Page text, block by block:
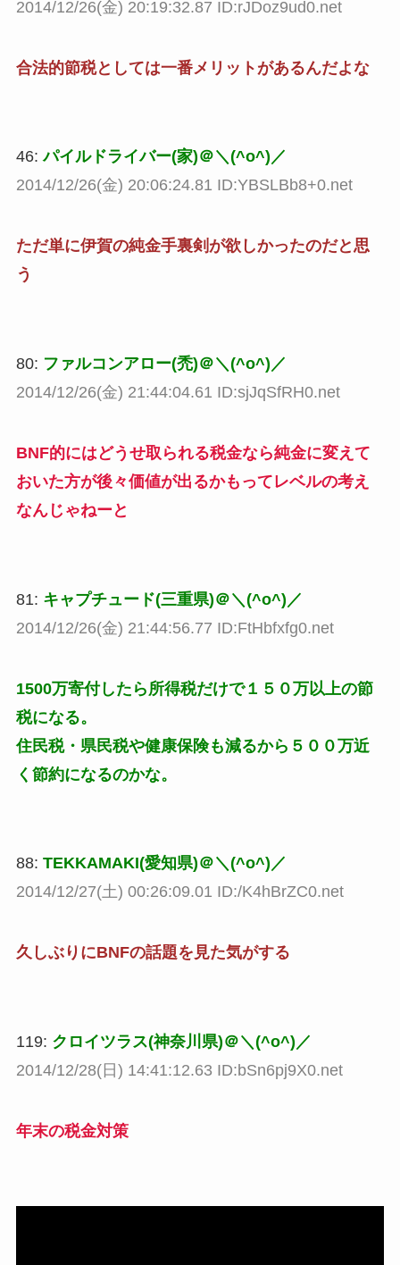
2014/12/26(金) 20:19:32.87 ID:rJDoz9ud0.net
合法的節税としては一番メリットがあるんだよな
46: パイルドライバー(家)＠＼(^o^)／
2014/12/26(金) 20:06:24.81 ID:YBSLBb8+0.net
ただ単に伊賀の純金手裏剣が欲しかったのだと思
う
80: ファルコンアロー(禿)＠＼(^o^)／
2014/12/26(金) 21:44:04.61 ID:sjJqSfRH0.net
BNF的にはどうせ取られる税金なら純金に変えて
おいた方が後々価値が出るかもってレベルの考え
なんじゃねーと
81: キャプチュード(三重県)＠＼(^o^)／
2014/12/26(金) 21:44:56.77 ID:FtHbfxfg0.net
1500万寄付したら所得税だけで１５０万以上の節
税になる。
住民税・県民税や健康保険も減るから５００万近
く節約になるのかな。
88: TEKKAMAKI(愛知県)＠＼(^o^)／
2014/12/27(土) 00:26:09.01 ID:/K4hBrZC0.net
久しぶりにBNFの話題を見た気がする
119: クロイツラス(神奈川県)＠＼(^o^)／
2014/12/28(日) 14:41:12.63 ID:bSn6pj9X0.net
年末の税金対策